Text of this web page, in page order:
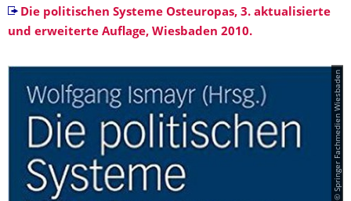
Die politischen Systeme Osteuropas, 3. aktualisierte
und erweiterte Auflage, Wiesbaden 2010.
© Springer Fachmedien Wiesbaden